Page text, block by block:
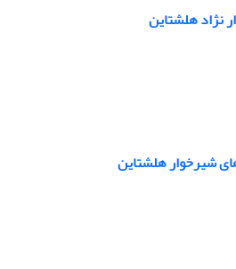
نژاد هلشتاین
شیرخوار هلشتاین